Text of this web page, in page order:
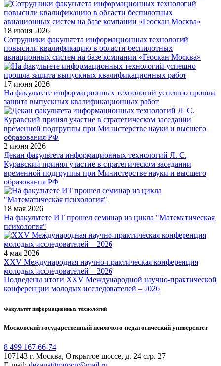
18 июня 2026
Сотрудники факультета информационных технологий
повысили квалификацию в области беспилотных
авиационных систем на базе компании «Геоскан Москва»
17 июня 2026
На факультете информационных технологий успешно прошла
защита выпускных квалификационных работ
2 июня 2026
Декан факультета информационных технологий Л. С.
Куравский принял участие в стратегическом заседании
временной подгруппы при Министерстве науки и высшего
образования РФ
18 мая 2026
На факультете ИТ прошел семинар из цикла "Математическая
психология"
4 мая 2026
XXV Международная научно-практическая конференция
молодых исследователей – 2026
Подведены итоги XXV Международной научно-практической
конференции молодых исследователей – 2026
Факультет информационных технологий
Московский государственный психолого-педагогический университет
8 499 167-66-74
107143 г. Москва, Открытое шоссе, д. 24 стр. 27